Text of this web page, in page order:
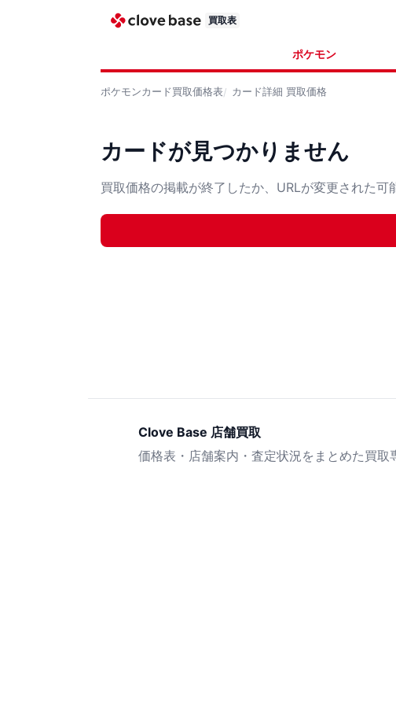
買取表
ポケモン
ポケモンカード買取価格表 カード詳細 買取価格
カードが見つかりません
買取価格の掲載が終了したか、URLが変更された可
Clove Base 店舗買取
価格表・店舗案内・査定状況をまとめた買取